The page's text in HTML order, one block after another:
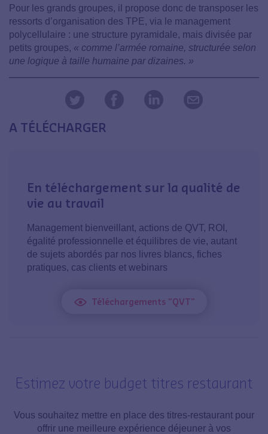
Pour les grands groupes, il propose donc de transposer les
ressorts d’organisation des TPE, via le management
polycellulaire : une structure pyramidale, mais divisée par
petits groupes, « comme l’armée romaine, structurée selon
une logique à taille humaine par dizaines. »
A TÉLÉCHARGER
En téléchargement sur la qualité de
vie au travail
Management bienveillant, actions de QVT, ROI,
égalité professionnelle et équilibres de vie, autant
de sujets abordés par nos livres blancs, fiches
pratiques, cas clients et webinars
Téléchargements "QVT"
Estimez votre budget titres restaurant
Vous souhaitez mettre en place des titres-restaurant pour
offrir une meilleure expérience déjeuner à vos